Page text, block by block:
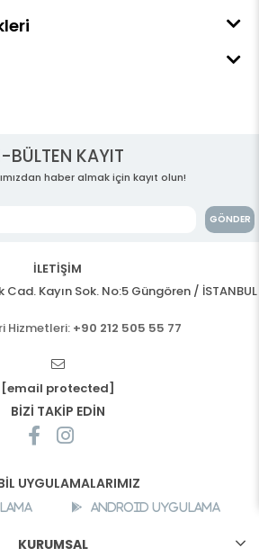
BÜLTEN KAYIT
haber almak için kayıt olun!
GÖNDER
İLETİŞİM
Kayın Sok. No:5 Güngören / İSTANBUL
Hizmetleri: +90 212 505 55 77
[email protected]
BİZİ TAKİP EDİN
UYGULAMALARIMIZ
Android Uygulama
KURUMSAL